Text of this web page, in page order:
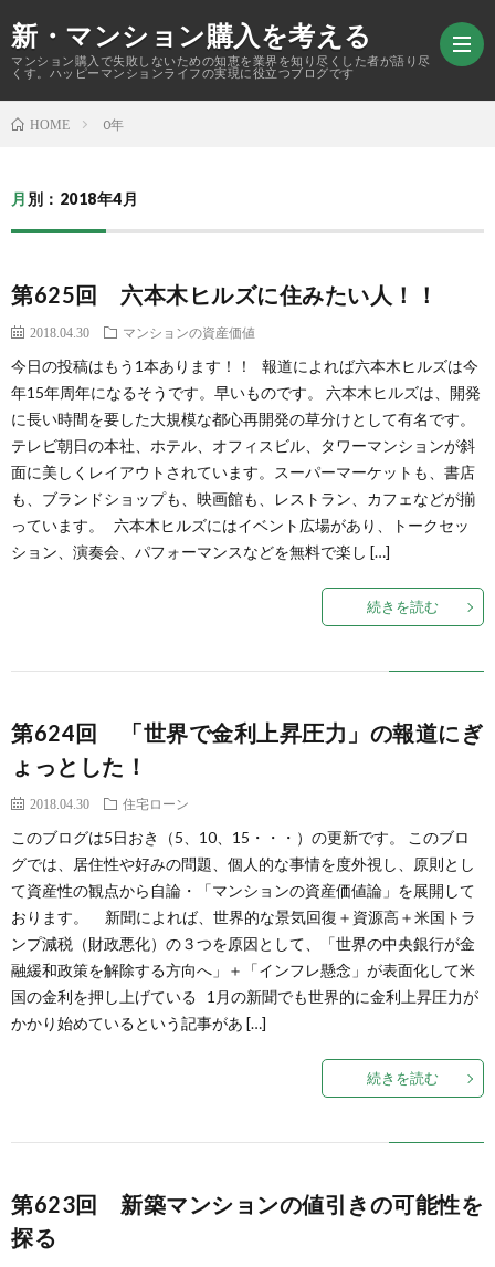
新・マンション購入を考える
マンション購入で失敗しないための知恵を業界を知り尽くした者が語り尽
くす。ハッピーマンションライフの実現に役立つブログです
ド
バ
イ
シ
ョ
ン
市
産
価
値
論
ン
シ
ョ
中
古
マ
マ
ン
売
主
こ
に
つ
い
HOME 0年
月別：2018年4月
第625回 六本木ヒルズに住みたい人！！
2018.04.30 マンションの資産価値
今日の投稿はもう1本あります！！ 報道によれば六本木ヒルズは今
年15年周年になるそうです。早いものです。 六本木ヒルズは、開発
に長い時間を要した大規模な都心再開発の草分けとして有名です。
テレビ朝日の本社、ホテル、オフィスビル、タワーマンションが斜
面に美しくレイアウトされています。スーパーマーケットも、書店
も、ブランドショップも、映画館も、レストラン、カフェなどが揃
っています。 六本木ヒルズにはイベント広場があり、トークセッ
ション、演奏会、パフォーマンスなどを無料で楽し […]
続きを読む
第624回 「世界で金利上昇圧力」の報道にぎ
ょっとした！
2018.04.30 住宅ローン
このブログは5日おき（5、10、15・・・）の更新です。 このブロ
グでは、居住性や好みの問題、個人的な事情を度外視し、原則とし
て資産性の観点から自論・「マンションの資産価値論」を展開して
おります。 新聞によれば、世界的な景気回復＋資源高＋米国トラ
ンプ減税（財政悪化）の３つを原因として、「世界の中央銀行が金
融緩和政策を解除する方向へ」＋「インフレ懸念」が表面化して米
国の金利を押し上げている 1月の新聞でも世界的に金利上昇圧力が
かかり始めているという記事があ […]
続きを読む
第623回 新築マンションの値引きの可能性を
探る